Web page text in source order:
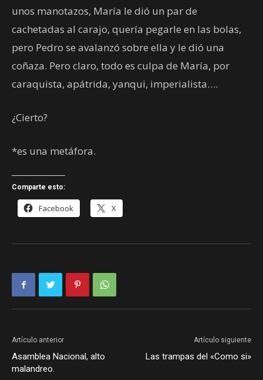
unos manotazos, María le dió un par de
cachetadas al carajo, quería pegarle en las bolas,
pero Pedro se avalanzó sobre ella y le dió una
coñaza. Pero claro, todo es culpa de María, por
caraquista, apátrida, yanqui, imperialista….
¿Cierto?
*es una metáfora.
Comparte esto:
Facebook X
Artículo anterior
Asamblea Nacional, alto
malandreo.
Artículo siguiente
Las trampas del «Como si»